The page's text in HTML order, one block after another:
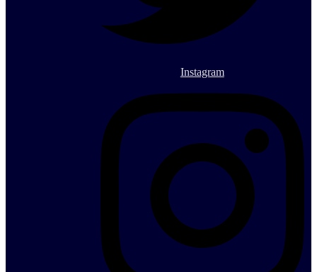
Instagram